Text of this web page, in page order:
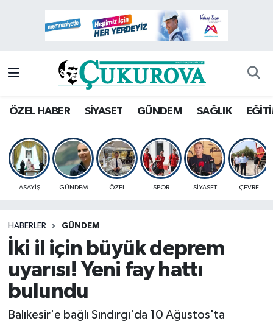
ÖZEL HABER SİYASET GÜNDEM SAĞLIK
ASAYİŞ GÜNDEM ÖZEL SPOR SİYASET ÇEVRE
HABERLER GÜNDEM
İki il için büyük deprem
uyarısı! Yeni fay hattı
bulundu
Balıkesir'e bağlı Sındırgı'da 10 Ağustos'ta
Mersin Hava Durumu
Mersin Namaz Vakitleri
Mersin Trafik Yoğunluk Haritası
Süper Lig Puan Durumu ve Fikstür
Haber Arşivi